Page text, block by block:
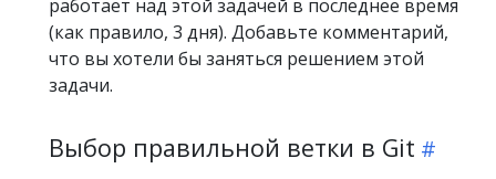
работает над этой задачей в последнее время
(как правило, 3 дня). Добавьте комментарий,
что вы хотели бы заняться решением этой
задачи.
Выбор правильной ветки в Git